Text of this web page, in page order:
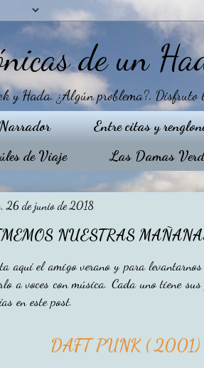
de un
y Hada. ¿Algún problema?. Disfruto
Entre citas y
de Viaje
Las Damas
26 de junio de 2018
NUESTRAS
aquí el amigo verano y para
a voces con música. Cada uno tiene
en este post.
DAFT PUNK (